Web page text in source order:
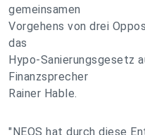
gemeinsamen
Vorgehens von drei
das
Hypo-Sanierungsgesetz
Finanzsprecher
Rainer Hable.
"NEOS hat durch diese